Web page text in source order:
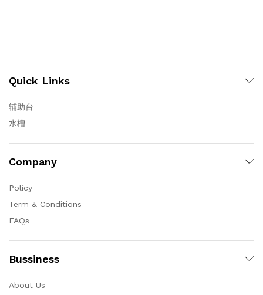
Quick Links
辅助台
水槽
Company
Policy
Term & Conditions
FAQs
Bussiness
About Us